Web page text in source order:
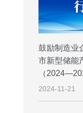
鼓励制造业
市新型储能
（
2024-11-21